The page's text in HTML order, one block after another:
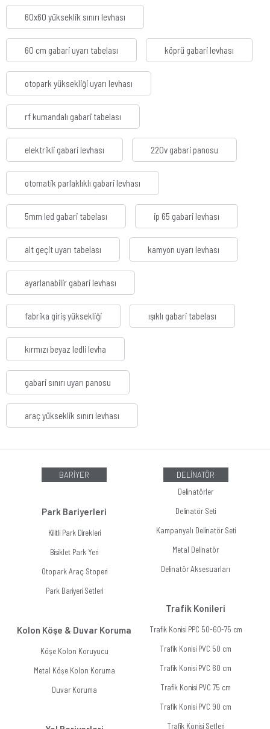
60x60 yükseklik sınırı levhası
60 cm gabari uyarı tabelası köprü gabari levhası
otopark yüksekliği uyarı levhası
rf kumandalı gabari tabelası
elektrikli gabari levhası 220v gabari panosu
otomatik parlaklıklı gabari levhası
5mm led gabari tabelası ip 65 gabari levhası
alt geçit uyarı tabelası kamyon uyarı levhası
ayarlanabilir gabari levhası
fabrika giriş yüksekliği ışıklı gabari tabelası
kırmızı beyaz ledli levha
gabari sınırı uyarı panosu
araç yükseklik sınırı levhası
BARİYER
Park Bariyerleri
Kilitli Park Direkleri
Bisiklet Park Yeri
Otopark Araç Stoperi
Park Bariyeri Setleri
Kolon Köşe & Duvar Koruma
Köşe Kolon Koruyucu
Metal Köşe Kolon Koruma
Duvar Koruma
DELİNATÖR
Delinatörler
Delinatör Seti
Kampanyalı Delinatör Seti
Metal Delinatör
Delinatör Aksesuarları
Trafik Konileri
Trafik Konisi PPC 50-60-75 cm
Trafik Konisi PVC 50 cm
Trafik Konisi PVC 60 cm
Trafik Konisi PVC 75 cm
Trafik Konisi PVC 90 cm
Trafik Konisi Setleri